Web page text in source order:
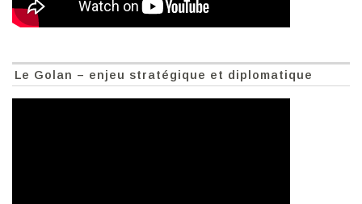
Le Golan – enjeu stratégique et diplomatique